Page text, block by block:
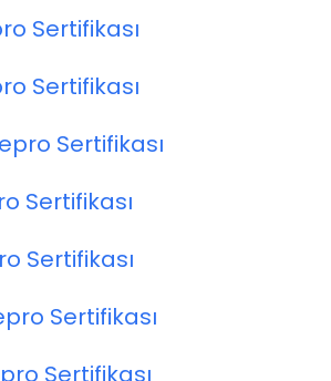
Sertifikası
Sertifikası
Sertifikası
Sertifikası
Sertifikası
Sertifikası
Sertifikası